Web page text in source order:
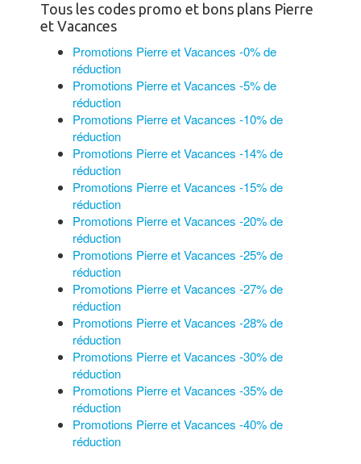
Tous les codes promo et bons plans Pierre
et Vacances
Promotions Pierre et Vacances -0% de
réduction
Promotions Pierre et Vacances -5% de
réduction
Promotions Pierre et Vacances -10% de
réduction
Promotions Pierre et Vacances -14% de
réduction
Promotions Pierre et Vacances -15% de
réduction
Promotions Pierre et Vacances -20% de
réduction
Promotions Pierre et Vacances -25% de
réduction
Promotions Pierre et Vacances -27% de
réduction
Promotions Pierre et Vacances -28% de
réduction
Promotions Pierre et Vacances -30% de
réduction
Promotions Pierre et Vacances -35% de
réduction
Promotions Pierre et Vacances -40% de
réduction